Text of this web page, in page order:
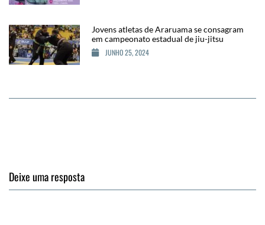
Jovens atletas de Araruama se consagram
em campeonato estadual de jiu-jitsu
JUNHO 25, 2024
Deixe uma resposta